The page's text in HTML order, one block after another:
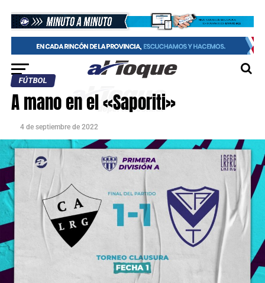
FÚTBOL
A mano en el «Saporiti»
4 de septiembre de 2022